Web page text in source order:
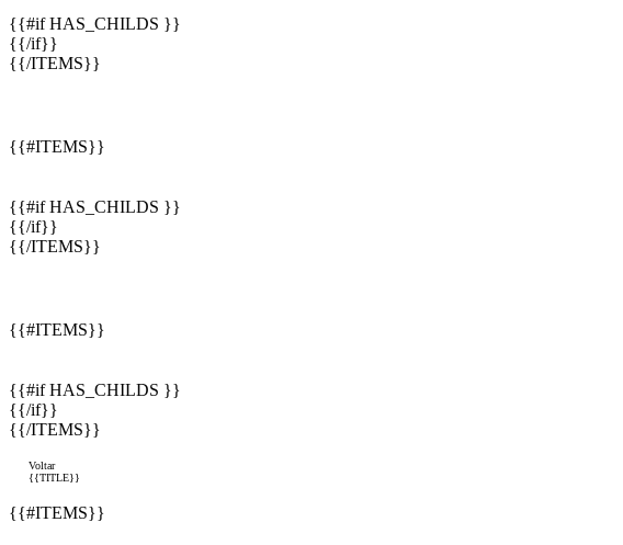
{{#if HAS_CHILDS }}
{{/if}}
{{/ITEMS}}
{{#ITEMS}}
{{#if HAS_CHILDS }}
{{/if}}
{{/ITEMS}}
{{#ITEMS}}
{{#if HAS_CHILDS }}
{{/if}}
{{/ITEMS}}
Voltar
{{TITLE}}
{{#ITEMS}}